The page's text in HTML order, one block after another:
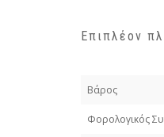
Επιπλέον
Βάρος
Φορολογικός